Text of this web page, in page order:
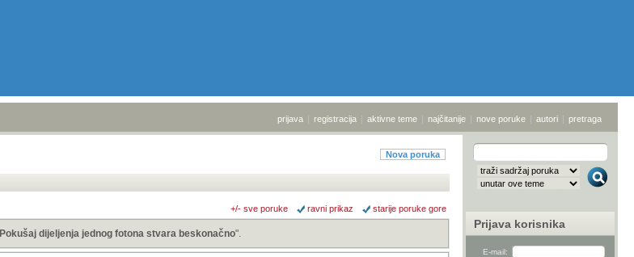
prijava | registracija | aktivne teme | najčitanije | nove poruke | autori | pretraga
Nova poruka
+/- sve poruke ravni prikaz starije poruke gore
Pokušaj dijeljenja jednog fotona stvara beskonačno".
Prijava korisnika
E-mail: